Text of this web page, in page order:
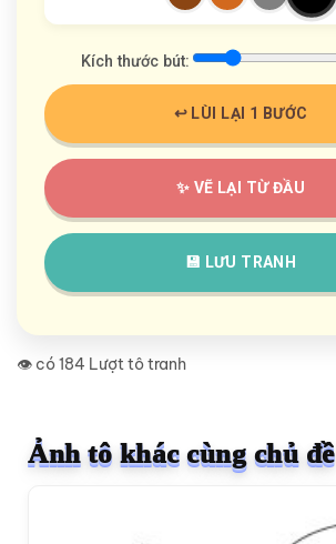
Kích thước bút:
↩️ LÙI LẠI 1 BƯỚC
✨ VẼ LẠI TỪ ĐẦU
💾 LƯU TRANH
👁️ có 184 Lượt tô tranh
Ảnh tô khác cùng chủ đề